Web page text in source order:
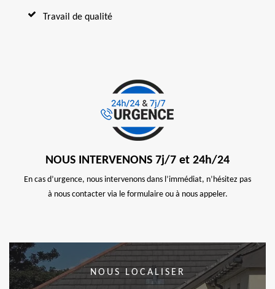
Travail de qualité
NOUS INTERVENONS 7j/7 et 24h/24
En cas d’urgence, nous intervenons dans l’immédiat, n’hésitez pas
à nous contacter via le formulaire ou à nous appeler.
NOUS LOCALISER